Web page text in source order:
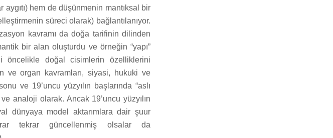
hem de düşünmenin mantıksal bir
süreci olarak) bağlantılanıyor.
kavramı da doğa tarifinin dilinden
bir alan oluşturdu ve örneğin “yapı”
öncelikle doğal cisimlerin özelliklerini
ve organ kavramları, siyasi, hukuki ve
ve 19’uncu yüzyılın başlarında “aslı
analoji olarak. Ancak 19’uncu yüzyılın
dünyaya model aktarımlara dair şuur
tekrar güncellenmiş olsalar da